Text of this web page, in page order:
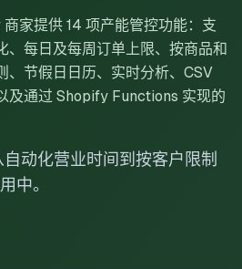
家提供 14 项产能管控功能：支
、每日及每周订单上限、按商品和
、节假日日历、实时分析、CSV
及通过 Shopify Functions 实现的
动化营业时间到按客户限制
中。